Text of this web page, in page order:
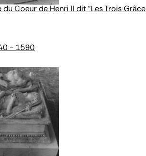
Coeur de Henri II dit "Les Trois
- 1590